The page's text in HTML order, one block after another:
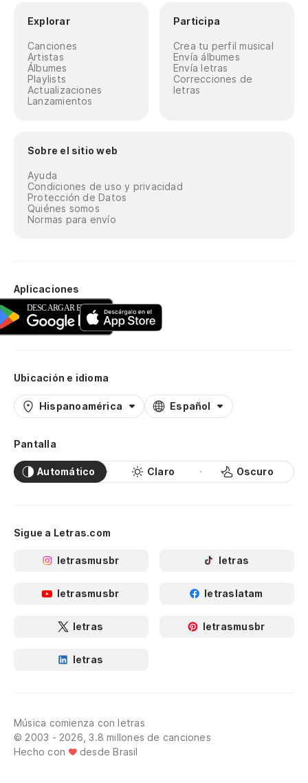
Explorar
Canciones
Artistas
Álbumes
Playlists
Actualizaciones
Lanzamientos
Participa
Crea tu perfil musical
Envía álbumes
Envía letras
Correcciones de
letras
Sobre el sitio web
Ayuda
Condiciones de uso y privacidad
Protección de Datos
Quiénes somos
Normas para envío
Aplicaciones
Ubicación e idioma
Hispanoamérica Español
Pantalla
Automático Claro Oscuro
Sigue a Letras.com
letrasmusbr letras
letrasmusbr letraslatam
letras letrasmusbr
letras
Música comienza con letras
© 2003 - 2026, 3.8 millones de canciones
Hecho con
desde Brasil